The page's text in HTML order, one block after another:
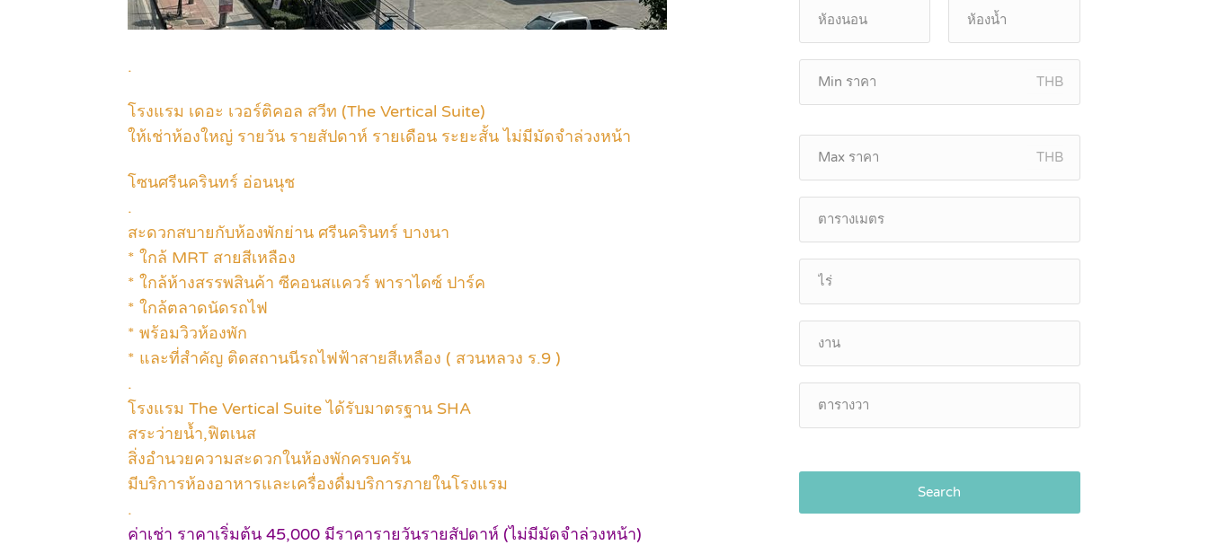
.
โรงแรม เดอะ เวอร์ติคอล สวีท (The Vertical Suite)
ให้เช่าห้องใหญ่ รายวัน รายสัปดาห์ รายเดือน ระยะสั้น ไม่มีมัดจำล่วงหน้า
โซนศรีนครินทร์ อ่อนนุช
.
สะดวกสบายกับห้องพักย่าน ศรีนครินทร์ บางนา
* ใกล้ MRT สายสีเหลือง
* ใกล้ห้างสรรพสินค้า ซีคอนสแควร์ พาราไดซ์ ปาร์ค
* ใกล้ตลาดนัดรถไฟ
* พร้อมวิวห้องพัก
* และที่สำคัญ ติดสถานนีรถไฟฟ้าสายสีเหลือง ( สวนหลวง ร.9 )
.
โรงแรม The Vertical Suite ได้รับมาตรฐาน SHA
สระว่ายน้ำ,ฟิตเนส
สิ่งอำนวยความสะดวกในห้องพักครบครัน
มีบริการห้องอาหารและเครื่องดื่มบริการภายในโรงแรม
.
ค่าเช่า ราคาเริ่มต้น 45,000 มีราคารายวันรายสัปดาห์ (ไม่มีมัดจำล่วงหน้า)
THB
THB
Search